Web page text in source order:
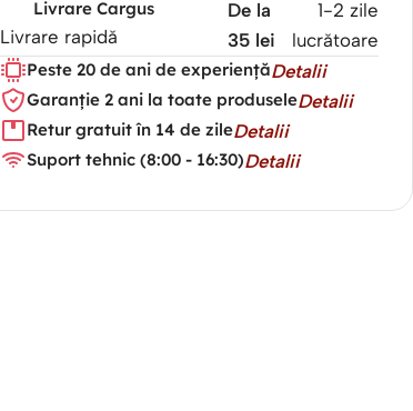
Livrare Cargus
Livrare rapidă
De la
35 lei
1-2 zile
lucrătoare
Peste 20 de ani de experiențăDetalii
Garanție 2 ani la toate produseleDetalii
Retur gratuit în 14 de zileDetalii
Suport tehnic (8:00 - 16:30)Detalii